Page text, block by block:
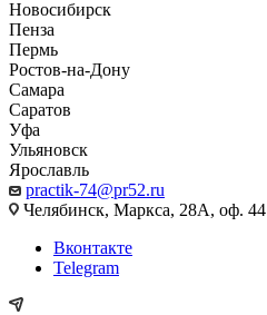
Новосибирск
Пенза
Пермь
Ростов-на-Дону
Самара
Саратов
Уфа
Ульяновск
Ярославль
practik-74@pr52.ru
Челябинск, Маркса, 28А, оф. 44
Вконтакте
Telegram